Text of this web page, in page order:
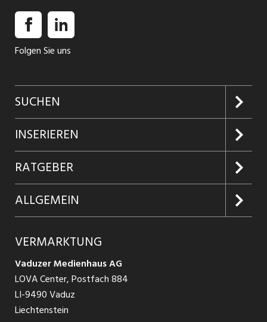
Folgen Sie uns
SUCHEN
Jobs suchen
Jobabo
Firmen entdecken
Jobs in Graubünden
Jobs in St. Gallen
Jobs in Glarus
Jobs in der Südostschweiz
INSERIEREN
Kundenlogin
Inserieren
Produkte
Schnittstelle
RATGEBER
Glossar
Ratgeber Bewerbung / Rekrutierung
ALLGEMEIN
AGB
Datenschutzbestimmungen
Nutzungsbedingungen
VERMARKTUNG
Vaduzer Medienhaus AG
LOVA Center, Postfach 884
LI-9490 Vaduz
Liechtenstein